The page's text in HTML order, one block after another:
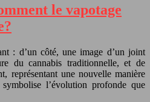
le vapotage
: d’un côté, une image d’un joint
du cannabis traditionnelle, et de
représentant une nouvelle manière
l’évolution profonde que